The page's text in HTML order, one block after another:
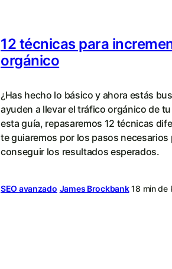
12 técnicas para
orgánico
¿Has hecho lo básico y ahora estás
ayuden a llevar el tráfico orgánico de
esta guía, repasaremos 12 técnicas
te guiaremos por los pasos
conseguir los resultados esperados.
SEO avanzado James Brockbank 18 min de